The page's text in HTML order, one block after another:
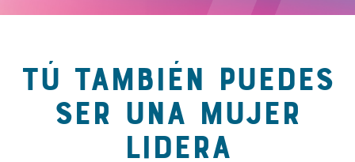
TÚ TAMBIÉN PUEDES
SER UNA MUJER
LIDERA